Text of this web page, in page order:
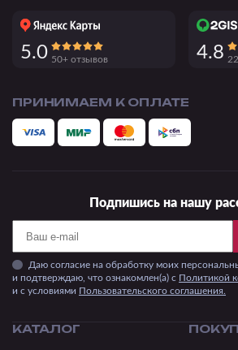
Подпишись на нашу
Даю согласие на обработку моих
и подтверждаю, что ознакомлен(а) с Политикой
и c условиями Пользовательского соглашения.
5.0 50+ отзывов 4.8
ПРИНИМАЕМ К ОПЛАТЕ
КАТАЛОГ